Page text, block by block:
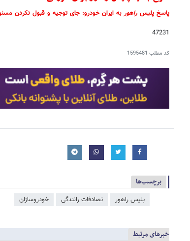
پاسخ پلیس راهوربه ایران خودرو: جای توجیه و قبول نکردن
47231
کد مطلب 1595481
برچسب‌ها
پلیس راهور تصادفات رانندگی خودروسازان
خبرهای مرتبط